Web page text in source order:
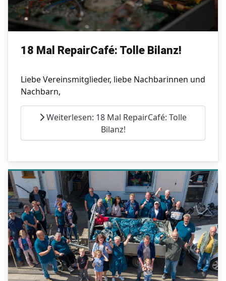
18 Mal RepairCafé: Tolle Bilanz!
Liebe Vereinsmitglieder, liebe Nachbarinnen und
Nachbarn,
Weiterlesen: 18 Mal RepairCafé: Tolle
Bilanz!